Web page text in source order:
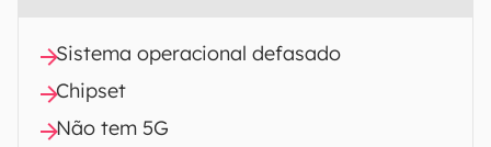
Sistema operacional defasado
Chipset
Não tem 5G